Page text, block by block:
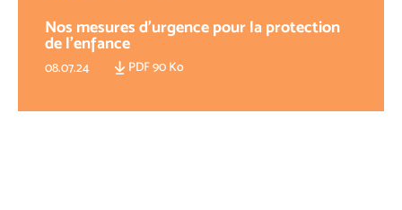
Nos mesures d'urgence pour la protection
de l'enfance
08.07.24 PDF 90 Ko